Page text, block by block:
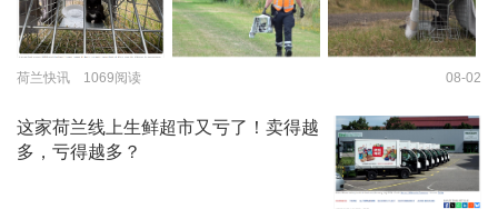
荷兰快讯 1069阅读 08-02
这家荷兰线上生鲜超市又亏了！卖得越
多，亏得越多？